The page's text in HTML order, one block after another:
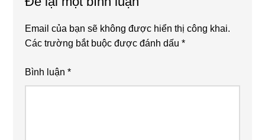
Interactions
Email của bạn sẽ không được hiển thị công khai.
Các trường bắt buộc được đánh dấu*
Bình luận*